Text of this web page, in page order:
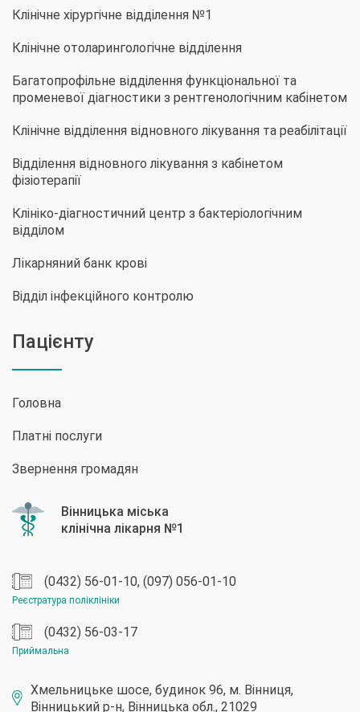
Клінічне хірургічне відділення №1
Клінічне отоларингологічне відділення
Багатопрофільне відділення функціональної та
променевої діагностики з рентгенологічним кабінетом
Клінічне відділення відновного лікування та реабілітації
Відділення відновного лікування з кабінетом
фізіотерапії
Клініко-діагностичний центр з бактеріологічним
відділом
Лікарняний банк крові
Відділ інфекційного контролю
Пацієнту
Головна
Платні послуги
Звернення громадян
(0432) 56-01-10, (097) 056-01-10
Реєстратура поліклініки
(0432) 56-03-17
Приймальна
Хмельницьке шосе, будинок 96, м. Вінниця,
Вінницький р-н, Вінницька обл., 21029